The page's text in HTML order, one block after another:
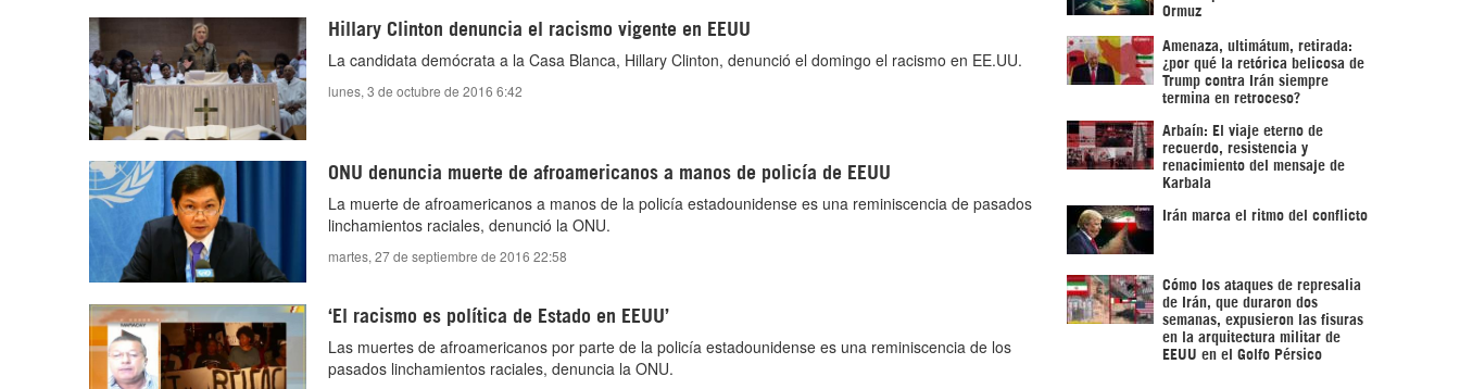
Hillary Clinton denuncia el racismo vigente en EEUU
La candidata demócrata a la Casa Blanca, Hillary Clinton, denunció el domingo el racismo en EE.UU.
lunes, 3 de octubre de 2016 6:42
ONU denuncia muerte de afroamericanos a manos de policía de EEUU
La muerte de afroamericanos a manos de la policía estadounidense es una reminiscencia de pasados
linchamientos raciales, denunció la ONU.
martes, 27 de septiembre de 2016 22:58
‘El racismo es política de Estado en EEUU’
Las muertes de afroamericanos por parte de la policía estadounidense es una reminiscencia de los
pasados linchamientos raciales, denuncia la ONU.
Ormuz
Amenaza, ultimátum, retirada:
¿por qué la retórica belicosa de
Trump contra Irán siempre
termina en retroceso?
Arbaín: El viaje eterno de
recuerdo, resistencia y
renacimiento del mensaje de
Karbala
Irán marca el ritmo del conflicto
Cómo los ataques de represalia
de Irán, que duraron dos
semanas, expusieron las fisuras
en la arquitectura militar de
EEUU en el Golfo Pérsico